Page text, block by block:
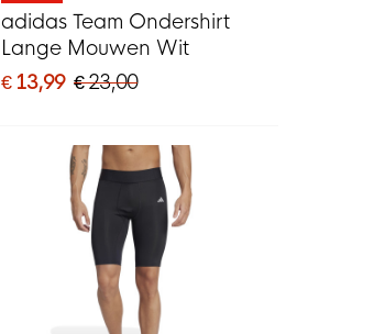
adidas Team Ondershirt
Lange Mouwen Wit
€ 13,99 € 23,00